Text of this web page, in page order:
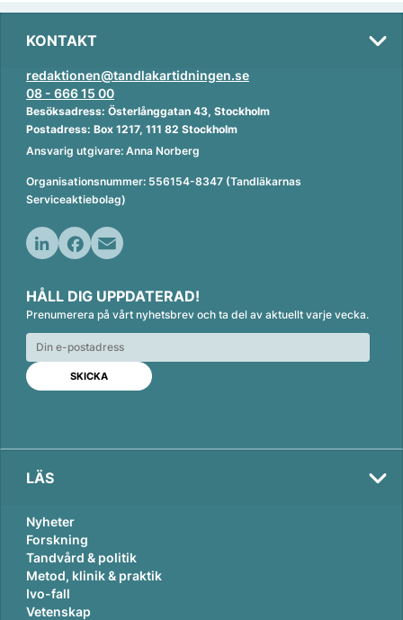
KONTAKT
redaktionen@tandlakartidningen.se
08 - 666 15 00
Besöksadress: Österlånggatan 43, Stockholm
Postadress: Box 1217, 111 82 Stockholm
Ansvarig utgivare: Anna Norberg
Organisationsnummer: 556154-8347 (Tandläkarnas
Serviceaktiebolag)
n
k
e
d
n
c
e
b
o
o
k
a
i
l
HÅLL DIG UPPDATERAD!
Prenumerera på vårt nyhetsbrev och ta del av aktuellt varje vecka.
LÄS
Nyheter
Forskning
Tandvård & politik
Metod, klinik & praktik
Ivo-fall
Vetenskap